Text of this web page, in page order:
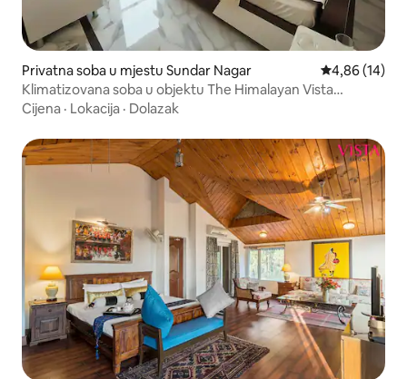
Privatna soba u mjestu Sundar Nagar Prosječna
4,86 (14)
Klimatizovana soba u objektu The Himalayan Vista
|Privatno kupatilo
Cijena · Lokacija · Dolazak